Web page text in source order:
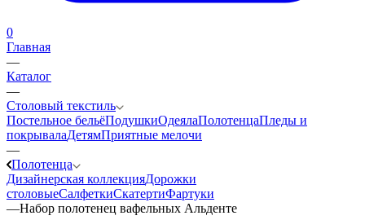
0
Главная
—
Каталог
—
Столовый текстиль
Постельное бельёПодушкиОдеялаПолотенцаПледы и
покрывалаДетямПриятные мелочи
—
Полотенца
Дизайнерская коллекцияДорожки
столовыеСалфеткиСкатертиФартуки
—Набор полотенец вафельных Альденте